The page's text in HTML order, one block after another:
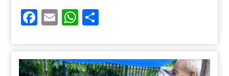
Facebook
EmailWhatsApp